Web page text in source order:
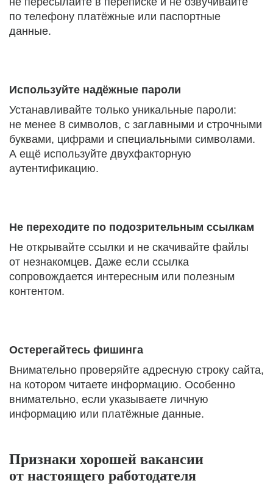
по телефону платёжные или паспортные
данные.
Используйте надёжные пароли
Устанавливайте только уникальные пароли:
не менее 8 символов, с заглавными и строчными
буквами, цифрами и специальными символами.
А ещё используйте двухфакторную
аутентификацию.
Не переходите по подозрительным ссылкам
Не открывайте ссылки и не скачивайте файлы
от незнакомцев. Даже если ссылка
сопровождается интересным или полезным
контентом.
Остерегайтесь фишинга
Внимательно проверяйте адресную строку сайта,
на котором читаете информацию. Особенно
внимательно, если указываете личную
информацию или платёжные данные.
Признаки хорошей вакансии
от настоящего работодателя